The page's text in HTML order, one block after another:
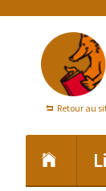
navigation
principale
contenu
principal
Retour au